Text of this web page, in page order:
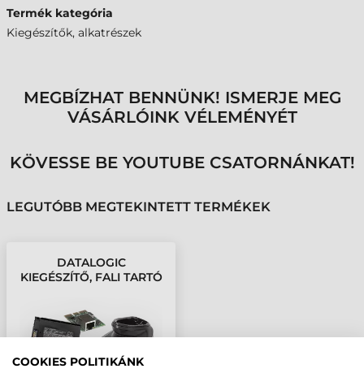
Termék kategória
Kiegészítők, alkatrészek
MEGBÍZHAT BENNÜNK! ISMERJE MEG
VÁSÁRLÓINK VÉLEMÉNYÉT
KÖVESSE BE YOUTUBE CSATORNÁNKAT!
LEGUTÓBB MEGTEKINTETT TERMÉKEK
DATALOGIC
KIEGÉSZÍTŐ, FALI TARTÓ
COOKIES POLITIKÁNK